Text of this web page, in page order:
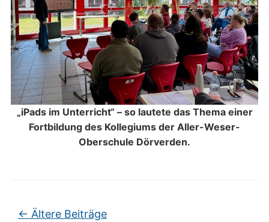
„iPads im Unterricht“ – so lautete das Thema einer
Fortbildung des Kollegiums der Aller-Weser-
Oberschule Dörverden.
Beitragsnavigation
← Ältere Beiträge